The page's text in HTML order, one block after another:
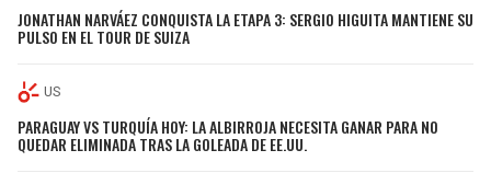
JONATHAN NARVÁEZ CONQUISTA LA ETAPA 3: SERGIO HIGUITA MANTIENE SU
PULSO EN EL TOUR DE SUIZA
US
PARAGUAY VS TURQUÍA HOY: LA ALBIRROJA NECESITA GANAR PARA NO
QUEDAR ELIMINADA TRAS LA GOLEADA DE EE.UU.